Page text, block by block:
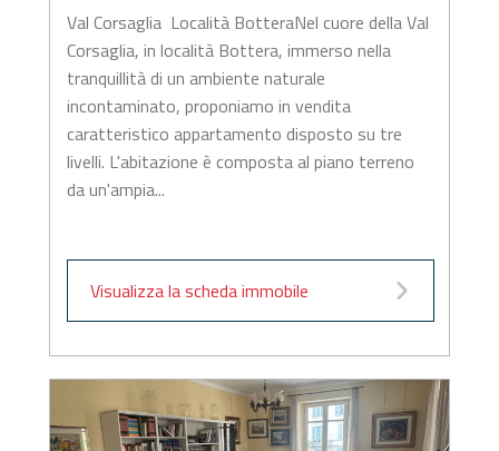
Val Corsaglia  Località BotteraNel cuore della Val
Corsaglia, in località Bottera, immerso nella
tranquillità di un ambiente naturale
incontaminato, proponiamo in vendita
caratteristico appartamento disposto su tre
livelli. L'abitazione è composta al piano terreno
da un'ampia...
Visualizza la scheda immobile